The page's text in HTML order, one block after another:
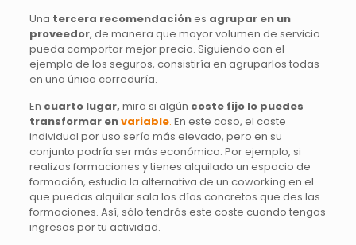
Una tercera recomendaciónes agrupar en un
proveedor, de manera que mayor volumen de servicio
pueda comportar mejor precio. Siguiendo con el
ejemplo de los seguros, consistiría en agruparlos todas
en una única correduría.
En cuarto lugar, mira si algún coste fijo lo puedes
transformar envariable. En este caso, el coste
individual por uso sería más elevado, pero en su
conjunto podría ser más económico. Por ejemplo, si
realizas formaciones y tienes alquilado un espacio de
formación, estudia la alternativa de un coworking en el
que puedas alquilar sala los días concretos que des las
formaciones. Así, sólo tendrás este coste cuando tengas
ingresos por tu actividad.